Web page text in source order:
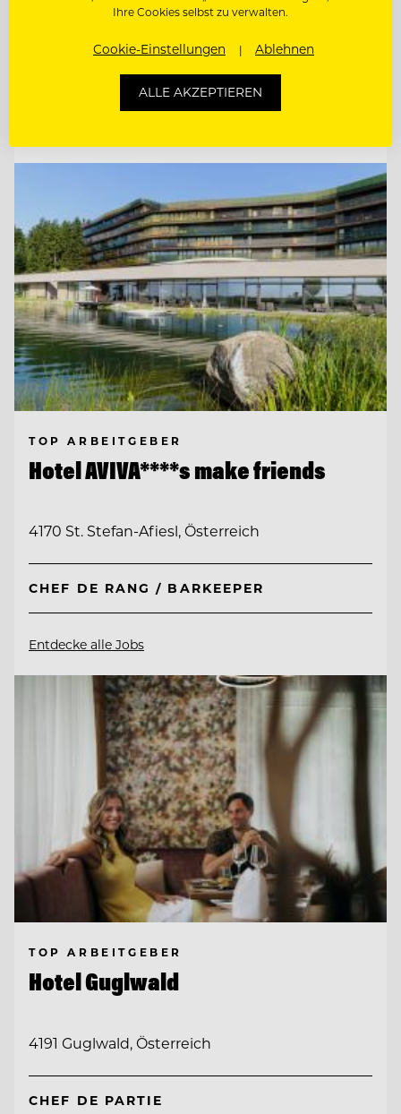
DIREKTIONSASSISTENZ (M/W/D)
TOP ARBEITGEBER
Hotel AVIVA****s make friends
4170 St. Stefan-Afiesl, Österreich
CHEF DE RANG / BARKEEPER
Entdecke alle Jobs
TOP ARBEITGEBER
Hotel Guglwald
4191 Guglwald, Österreich
CHEF DE PARTIE
Ihre Cookies selbst zu verwalten.
Cookie-Einstellungen Ablehnen
ALLE AKZEPTIEREN